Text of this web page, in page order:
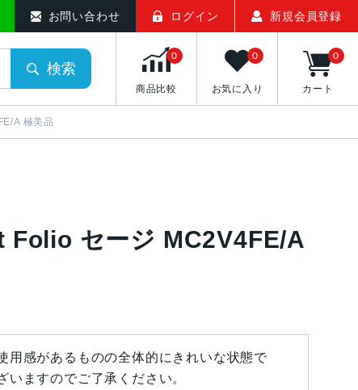
お問い合わせ ログイン 新規会員登録
検索
商品比較
0
お気に入り
0
カート
0
A 極美品
セージ MC2V4FE/A
用感があるものの全体的にきれいな状態で
ますのでご了承ください。